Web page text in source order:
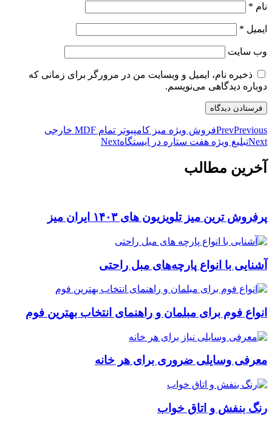
نام *
ایمیل *
وب‌ سایت
ذخیره نام، ایمیل و وبسایت من در مرورگر برای زمانی که
دوباره دیدگاهی می‌نویسم.
PrevPrevious
فروش ویژه میز کامپیوتر تمام MDF خارجی
Nextتبلیغ ویژه هفت ستاره در ایستگاهNext
آخرین مطالب
پرفروش ترین میز تلویزیون های ۱۴۰۳ ایران میز
آشنایی با انواع پارچه‌های مبل راحتی
انواع فوم برای مبلمان و راهنمای انتخاب بهترین فوم
معرفی وسایلی ضروری برای هر خانه
رنگ بنفش و اتاق خواب